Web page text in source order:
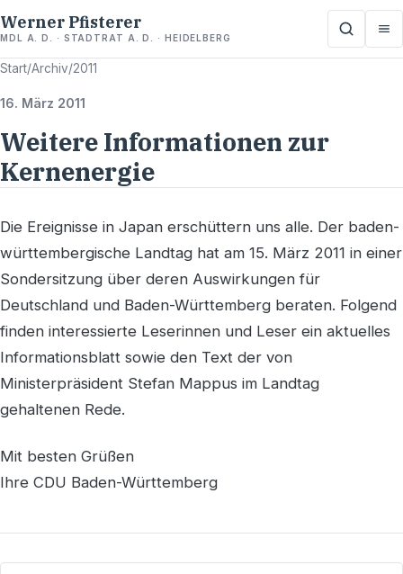
Werner Pfisterer
MDL A. D. · STADTRAT A. D. · HEIDELBERG
Start/Archiv/2011
16. März 2011
Weitere Informationen zur
Kernenergie
Die Ereignisse in Japan erschüttern uns alle. Der baden-
württembergische Landtag hat am 15. März 2011 in einer
Sondersitzung über deren Auswirkungen für
Deutschland und Baden-Württemberg beraten. Folgend
finden interessierte Leserinnen und Leser ein aktuelles
Informationsblatt sowie den Text der von
Ministerpräsident Stefan Mappus im Landtag
gehaltenen Rede.
Mit besten Grüßen
Ihre CDU Baden-Württemberg